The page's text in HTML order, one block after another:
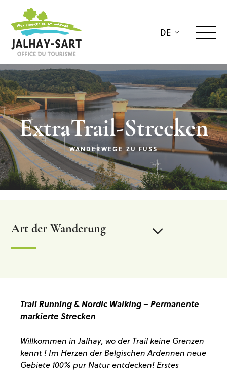
DE
ExtraTrail-Strecken
WANDERWEGE ZU FUSS
Art der Wanderung
Chemin des sources
Label “Fubgängergemeinde”
Trail Running & Nordic Walking – Permanente
markierte Strecken
Willkommen in Jalhay, wo der Trail keine Grenzen
kennt ! Im Herzen der Belgischen Ardennen neue
Gebiete 100% pur Natur entdecken! Erstes